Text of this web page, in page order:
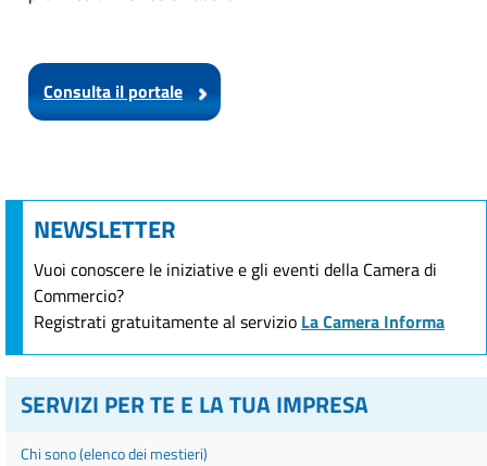
Consulta il portale
NEWSLETTER
Vuoi conoscere le iniziative e gli eventi della Camera di
Commercio?
Registrati gratuitamente al servizio La Camera Informa
SERVIZI PER TE E LA TUA IMPRESA
Chi sono (elenco dei mestieri)